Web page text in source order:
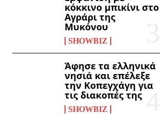
κόκκινο μπικίνι στο
Αγράρι της
Μυκόνου
SHOWBIZ
Άφησε τα ελληνικά
νησιά και επέλεξε
την Κοπεγχάγη για
τις διακοπές της
SHOWBIZ